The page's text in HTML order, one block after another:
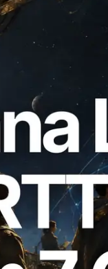
API de
desde 7
se lanza la